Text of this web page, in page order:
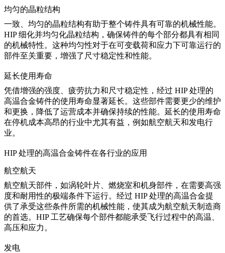
均匀的晶粒结构
一致、均匀的晶粒结构有助于整个铸件具有可靠的机械性能。
HIP 细化并均匀化晶粒结构，确保铸件的每个部分都具有相同
的机械特性。这种均匀性对于在可变载荷和应力下可靠运行的
部件至关重要，增强了 尺寸稳定性和性能。
延长使用寿命
凭借增强的强度、疲劳抗力和尺寸稳定性，经过 HIP 处理的
高温合金铸件的使用寿命显著延长。这些部件需要更少的维护
和更换，降低了运营成本并确保持续的性能。 延长的使用寿命
在停机成本高昂的行业中尤其有益，例如航空航天和发电行
业。
HIP 处理的高温合金铸件在各行业的应用
航空航天
航空航天部件 ，如涡轮叶片、燃烧室和机身部件，在需要高强
度和耐用性的极端条件下运行。 经过 HIP 处理的高温合金提
供了承受这些条件所需的机械性能，使其成为航空航天制造商
的首选。HIP 工艺确保每个部件都能承受飞行过程中的高温、
高压和应力。
发电